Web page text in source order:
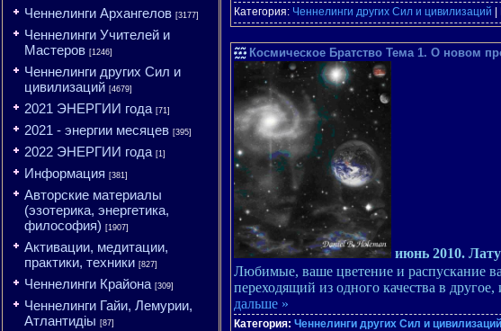
Ченнелинги Архангелов [3177]
Ченнелинги Учителей и
Мастеров [1246]
Ченнелинги других Сил и
цивилизаций [4679]
2021 ЭНЕРГИИ года [71]
2021 - энергии месяцев [395]
2022 ЭНЕРГИИ года [1]
Информация [381]
Авторские материалы
(эзотерика, энергетика,
философия) [1907]
Активации, медитации,
практики, техники [827]
Ченнелинги Крайона [309]
Ченнелинги Гайи, Лемурии,
Атлантидіы [87]
Категория: Ченнелинги других Сил и цивилизаций |
Космическое Братство Тема 1. О новом
июнь 2010.
Любимые, ваше цветение и распускание
переходящий из одного качества в
дальше »
Категория: Ченнелинги других Сил и цивилизаций